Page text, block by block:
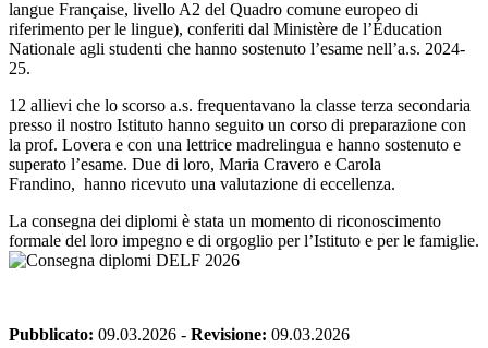
langue Française, livello A2 del Quadro comune europeo di
riferimento per le lingue), conferiti dal Ministère de l’Éducation
Nationale agli studenti che hanno sostenuto l’esame nell’a.s. 2024-
25.
12 allievi che lo scorso a.s. frequentavano la classe terza secondaria
presso il nostro Istituto hanno seguito un corso di preparazione con
la prof. Lovera e con una lettrice madrelingua e hanno sostenuto e
superato l’esame. Due di loro, Maria Cravero e Carola
Frandino, hanno ricevuto una valutazione di eccellenza.
La consegna dei diplomi è stata un momento di riconoscimento
formale del loro impegno e di orgoglio per l’Istituto e per le famiglie.
Pubblicato: 09.03.2026 - Revisione: 09.03.2026